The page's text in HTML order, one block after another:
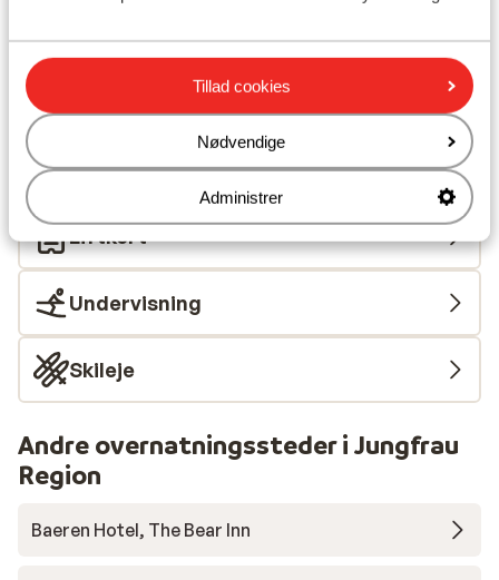
Tillad cookies
Nødvendige
Administrer
Afstand til nærmeste butikker ca. 800 meter
Nærmeste restaurant ca. 800 meter
Ved en hovedvej
Liftkort/skileje/undervisning
Liftkort
Undervisning
Skileje
Andre overnatningssteder i Jungfrau
Region
Baeren Hotel, The Bear Inn